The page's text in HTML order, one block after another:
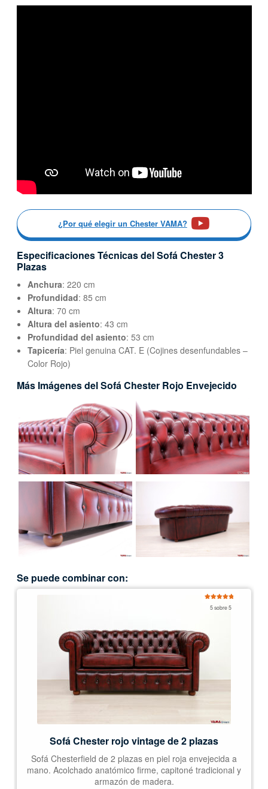
¿Por qué elegir un Chester VAMA?
Especificaciones Técnicas del Sofá Chester 3
Plazas
Anchura: 220 cm
Profundidad: 85 cm
Altura: 70 cm
Altura del asiento: 43 cm
Profundidad del asiento: 53 cm
Tapicería: Piel genuina CAT. E (Cojines desenfundables –
Color Rojo)
Más Imágenes del Sofá Chester Rojo Envejecido
Se puede combinar con:
5 sobre 5
Sofá Chester rojo vintage de 2 plazas
Sofá Chesterfield de 2 plazas en piel roja envejecida a
mano. Acolchado anatómico firme, capitoné tradicional y
armazón de madera.